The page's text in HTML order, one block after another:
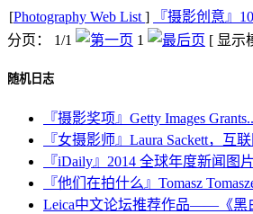
[Photography Web List ] 『摄影创意』
分页： 1/1
1 [ 显示
随机日志
『摄影奖项』Getty Images
『女摄影师』Laura Sackett，互
『iDaily』2014 全球年度新闻图
『他们在拍什么』Tomasz
Leica中文论坛推荐作品——《黑